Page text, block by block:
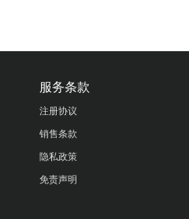
服务条款
注册协议
销售条款
隐私政策
免责声明